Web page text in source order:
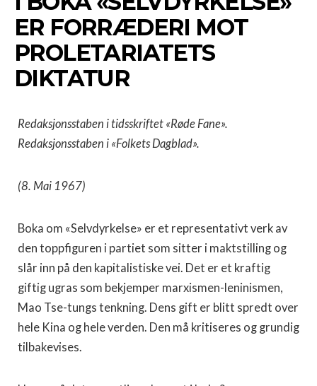
ER FORRÆDERI MOT
PROLETARIATETS
DIKTATUR
Redaksjonsstaben i tidsskriftet «Røde Fane».
Redaksjonsstaben i «Folkets Dagblad».
(8. Mai 1967)
Boka om «Selvdyrkelse» er et representativt verk av
den toppfiguren i partiet som sitter i maktstilling og
slår inn på den kapitalistiske vei. Det er et kraftig
giftig ugras som bekjemper marxismen-leninismen,
Mao Tse-tungs tenkning. Dens gift er blitt spredt over
hele Kina og hele verden. Den må kritiseres og grundig
tilbakevises.